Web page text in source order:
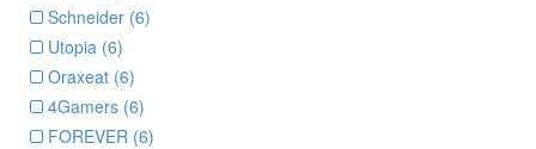
Schneider (6)
Utopia (6)
Oraxeat (6)
4Gamers (6)
FOREVER (6)